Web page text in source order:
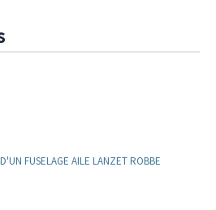
FUSELAGE AILE LANZET ROBBE